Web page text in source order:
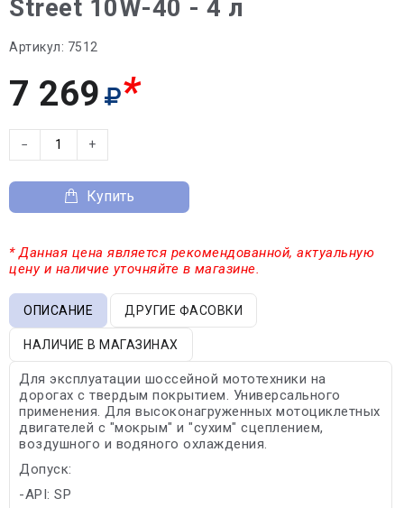
Street 10W-40 - 4 л
Артикул: 7512
7 269 *
− +
Купить
* Данная цена является рекомендованной, актуальную
цену и наличие уточняйте в магазине.
ОПИСАНИЕ ДРУГИЕ ФАСОВКИ
НАЛИЧИЕ В МАГАЗИНАХ
Для эксплуатации шоссейной мототехники на
дорогах с твердым покрытием. Универсального
применения. Для высоконагруженных мотоциклетных
двигателей с "мокрым" и "сухим" сцеплением,
воздушного и водяного охлаждения.
Допуск:
-API: SP